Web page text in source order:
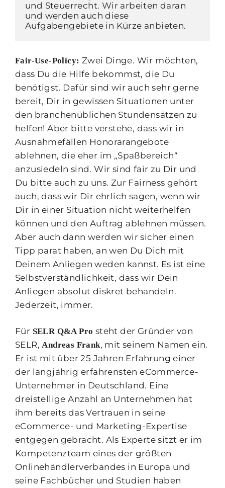
und Steuerrecht. Wir arbeiten daran
und werden auch diese
Aufgabengebiete in Kürze anbieten.
Fair-Use-Policy: Zwei Dinge. Wir möchten,
dass Du die Hilfe bekommst, die Du
benötigst. Dafür sind wir auch sehr gerne
bereit, Dir in gewissen Situationen unter
den branchenüblichen Stundensätzen zu
helfen! Aber bitte verstehe, dass wir in
Ausnahmefällen Honorarangebote
ablehnen, die eher im „Spaßbereich“
anzusiedeln sind. Wir sind fair zu Dir und
Du bitte auch zu uns. Zur Fairness gehört
auch, dass wir Dir ehrlich sagen, wenn wir
Dir in einer Situation nicht weiterhelfen
können und den Auftrag ablehnen müssen.
Aber auch dann werden wir sicher einen
Tipp parat haben, an wen Du Dich mit
Deinem Anliegen weden kannst. Es ist eine
Selbstverständlichkeit, dass wir Dein
Anliegen absolut diskret behandeln.
Jederzeit, immer.
Für SELR Q&A Pro steht der Gründer von
SELR,Andreas Frank, mit seinem Namen ein.
Er ist mit über 25 Jahren Erfahrung einer
der langjährig erfahrensten eCommerce-
Unternehmer in Deutschland. Eine
dreistellige Anzahl an Unternehmen hat
ihm bereits das Vertrauen in seine
eCommerce- und Marketing-Expertise
entgegen gebracht. Als Experte sitzt er im
Kompetenzteam eines der größten
Onlinehändlerverbandes in Europa und
seine Fachbücher und Studien haben